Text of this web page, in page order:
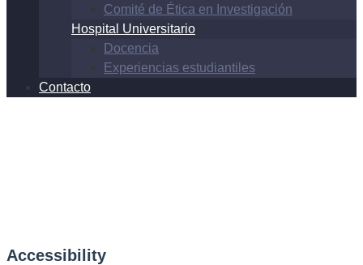
Comité de Ética en Investigación
Hospital Universitario
Docencia
Experiencias estudiantiles
Contacto
Accessibility